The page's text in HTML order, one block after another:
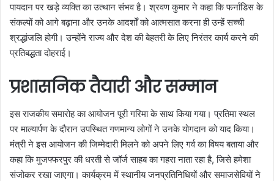
पायदान पर खड़े व्यक्ति का उत्थान संभव है। श्रवण कुमार ने कहा कि फर्नांडिस के
संकल्पों को आगे बढ़ाना और उनके आदर्शों को आत्मसात करना ही उन्हें सच्ची
श्रद्धांजलि होगी। उन्होंने राज्य और देश की बेहतरी के लिए निरंतर कार्य करने की
प्रतिबद्धता दोहराई।
प्रशासनिक तैयारी और सम्मान
इस राजकीय समारोह का आयोजन पूरी गरिमा के साथ किया गया। प्रतिमा स्थल
पर माल्यार्पण के दौरान उपस्थित गणमान्य लोगों ने उनके योगदान को याद किया।
मंत्री ने इस आयोजन की जिम्मेदारी मिलने को अपने लिए गर्व का विषय बताया और
कहा कि मुजफ्फरपुर की धरती से जॉर्ज साहब का गहरा नाता रहा है, जिसे हमेशा
संजोकर रखा जाएगा। कार्यक्रम में स्थानीय जनप्रतिनिधियों और समाजसेवियों ने